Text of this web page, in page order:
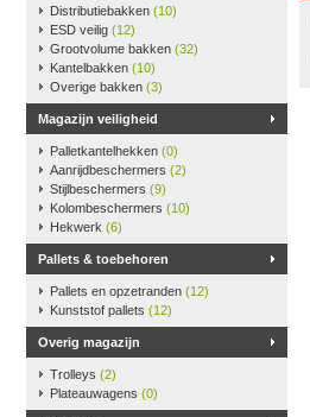
Distributiebakken (10)
ESD veilig (12)
Grootvolume bakken (32)
Kantelbakken (10)
Overige bakken (3)
Magazijn veiligheid
Palletkantelhekken (0)
Aanrijdbeschermers (2)
Stijlbeschermers (9)
Kolombeschermers (10)
Hekwerk (6)
Pallets & toebehoren
Pallets en opzetranden (12)
Kunststof pallets (12)
Overig magazijn
Trolleys (2)
Plateauwagens (0)